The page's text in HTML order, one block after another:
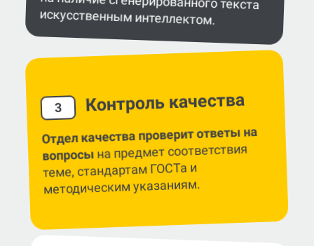
искусственным интеллектом.
3 Контроль качества
Отдел качества проверит ответы на
вопросына предмет соответствия
теме, стандартам ГОСТа и
методическим указаниям.